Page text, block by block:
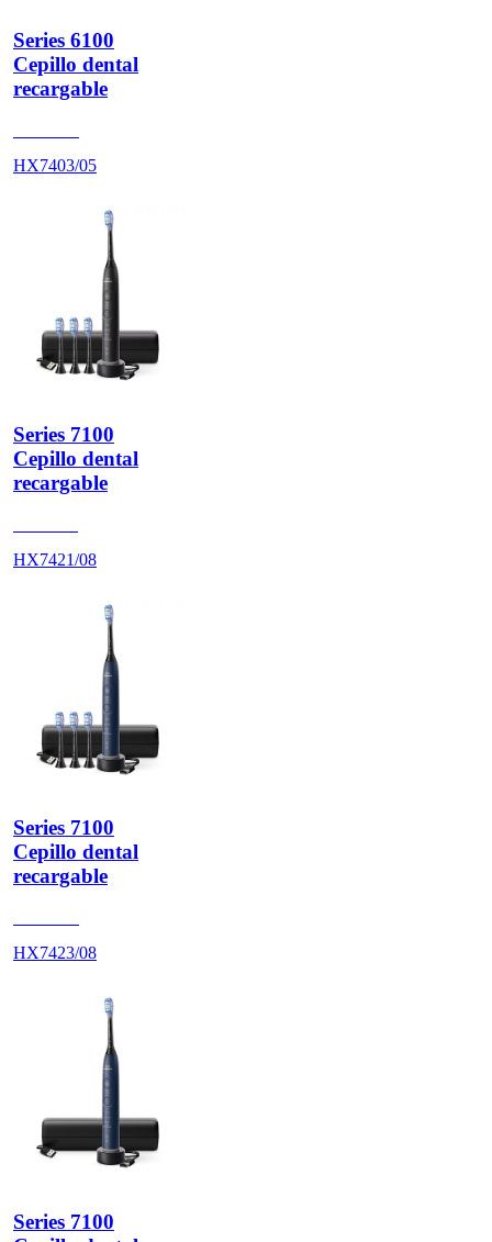
Series 6100
Cepillo dental
recargable
HX7403/05
Series 7100
Cepillo dental
recargable
HX7421/08
Series 7100
Cepillo dental
recargable
HX7423/08
Series 7100